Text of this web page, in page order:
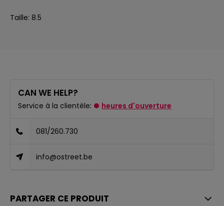
Taille: 8.5
CAN WE HELP?
Service à la clientèle: heures d'ouverture
081/260.730
info@ostreet.be
PARTAGER CE PRODUIT